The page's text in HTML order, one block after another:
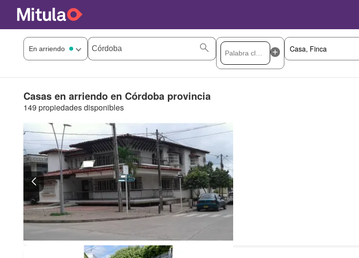
Casas en arriendo en Córdoba provincia
149 propiedades disponibles